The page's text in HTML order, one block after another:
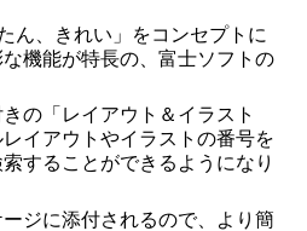
ん、きれい」をコンセプトに
機能が特長の、富士ソフトの
の「レイアウト＆イラスト
イアウトやイラストの番号を
することができるようになり
ジに添付されるので、より簡